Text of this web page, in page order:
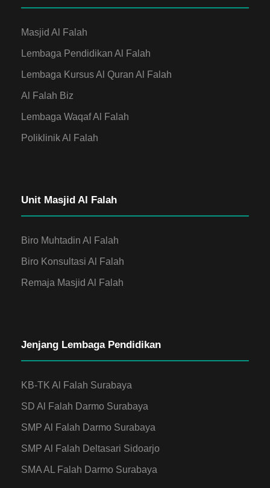
Masjid Al Falah
Lembaga Pendidikan Al Falah
Lembaga Kursus Al Quran Al Falah
Al Falah Biz
Lembaga Waqaf Al Falah
Poliklinik Al Falah
Unit Masjid Al Falah
Biro Muhtadin Al Falah
Biro Konsultasi Al Falah
Remaja Masjid Al Falah
Jenjang Lembaga Pendidikan
KB-TK Al Falah Surabaya
SD Al Falah Darmo Surabaya
SMP Al Falah Darmo Surabaya
SMP Al Falah Deltasari Sidoarjo
SMA AL Falah Darmo Surabaya